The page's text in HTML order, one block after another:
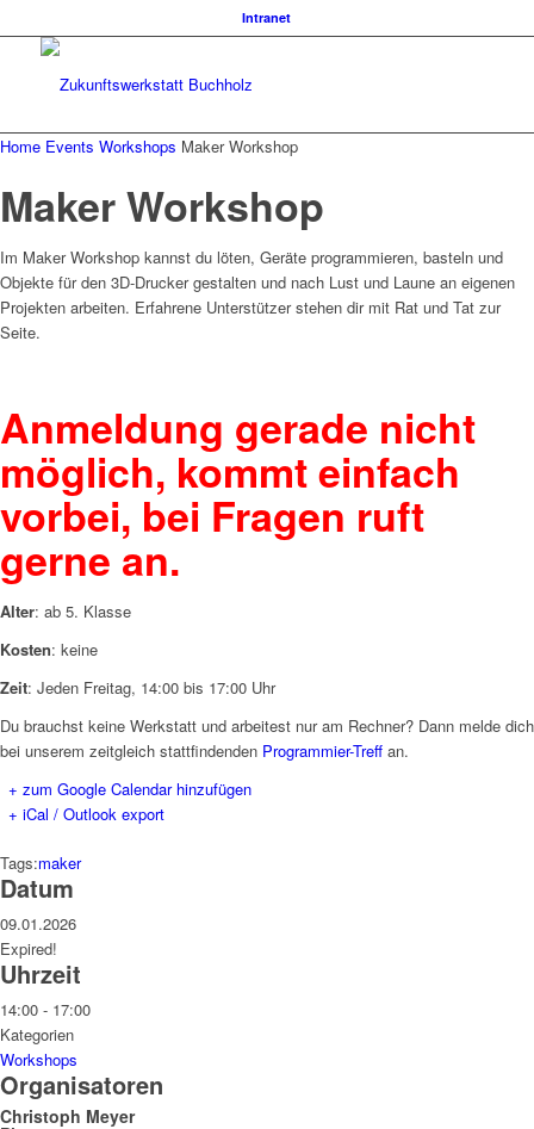
Intranet
Home Events Workshops Maker Workshop
Maker Workshop
Im Maker Workshop kannst du löten, Geräte programmieren, basteln und
Objekte für den 3D-Drucker gestalten und nach Lust und Laune an eigenen
Projekten arbeiten. Erfahrene Unterstützer stehen dir mit Rat und Tat zur
Seite.
Anmeldung gerade nicht
möglich, kommt einfach
vorbei, bei Fragen ruft
gerne an.
Alter: ab 5. Klasse
Kosten: keine
Zeit: Jeden Freitag, 14:00 bis 17:00 Uhr
Du brauchst keine Werkstatt und arbeitest nur am Rechner? Dann melde dich
bei unserem zeitgleich stattfindenden Programmier-Treff an.
+ zum Google Calendar hinzufügen
+ iCal / Outlook export
Tags:maker
Datum
09.01.2026
Expired!
Uhrzeit
14:00 - 17:00
Kategorien
Workshops
Organisatoren
Christoph Meyer